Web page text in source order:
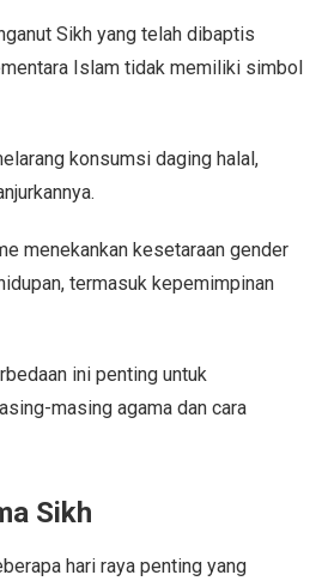
Sikh yang telah dibaptis
Islam tidak memiliki simbol
konsumsi daging halal,
menekankan kesetaraan gender
termasuk kepemimpinan
ini penting untuk
masing agama dan cara
Sikh
hari raya penting yang